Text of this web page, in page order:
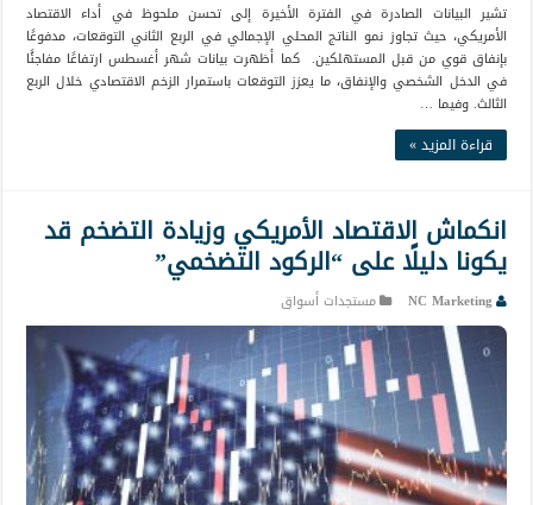
تشير البيانات الصادرة في الفترة الأخيرة إلى تحسن ملحوظ في أداء الاقتصاد
الأمريكي، حيث تجاوز نمو الناتج المحلي الإجمالي في الربع الثاني التوقعات، مدفوعًا
بإنفاق قوي من قبل المستهلكين. كما أظهرت بيانات شهر أغسطس ارتفاعًا مفاجئًا
في الدخل الشخصي والإنفاق، ما يعزز التوقعات باستمرار الزخم الاقتصادي خلال الربع
الثالث. وفيما …
قراءة المزيد »
انكماش الاقتصاد الأمريكي وزيادة التضخم قد
يكونا دليلًا على “الركود التضخمي”
NC Marketing مستجدات أسواق